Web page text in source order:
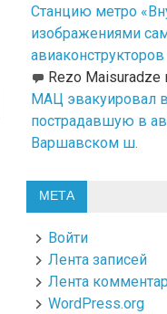
Станцию метро
изображениями
авиаконструкторов
Rezo Maisuradze
МАЦ эвакуировал
пострадавшую в
Варшавском ш.
МЕТА
Войти
Лента записей
Лента
WordPress.org